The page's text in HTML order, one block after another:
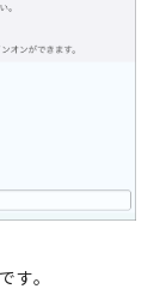
す。